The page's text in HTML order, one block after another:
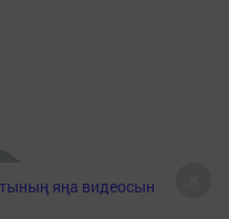
яңа видеосын